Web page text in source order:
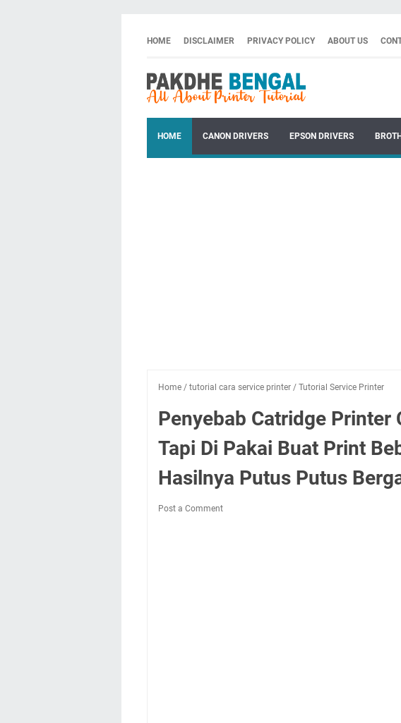
HOME DISCLAIMER PRIVACY POLICY ABOUT US
HOME CANON DRIVERS EPSON DRIVERS
Home / tutorial cara service printer / Tutorial Service Printer
Penyebab Catridge Printer
Tapi Di Pakai Buat Print
Hasilnya Putus Putus
Post a Comment